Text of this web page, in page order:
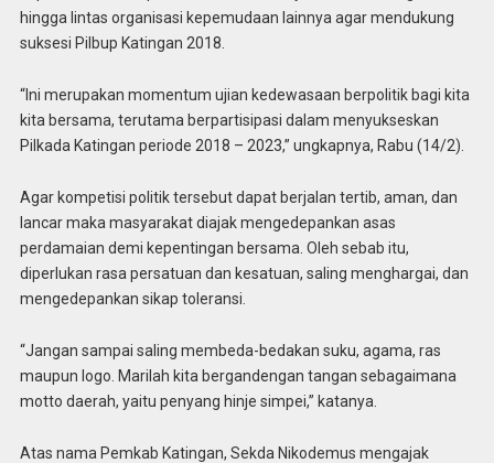
hingga lintas organisasi kepemudaan lainnya agar mendukung
suksesi Pilbup Katingan 2018.
“Ini merupakan momentum ujian kedewasaan berpolitik bagi kita
kita bersama, terutama berpartisipasi dalam menyukseskan
Pilkada Katingan periode 2018 – 2023,” ungkapnya, Rabu (14/2).
Agar kompetisi politik tersebut dapat berjalan tertib, aman, dan
lancar maka masyarakat diajak mengedepankan asas
perdamaian demi kepentingan bersama. Oleh sebab itu,
diperlukan rasa persatuan dan kesatuan, saling menghargai, dan
mengedepankan sikap toleransi.
“Jangan sampai saling membeda-bedakan suku, agama, ras
maupun logo. Marilah kita bergandengan tangan sebagaimana
motto daerah, yaitu penyang hinje simpei,” katanya.
Atas nama Pemkab Katingan, Sekda Nikodemus mengajak